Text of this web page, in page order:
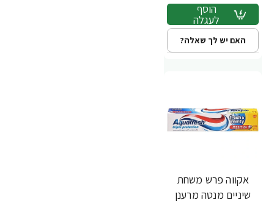
הוסף
לעגלה
האם יש לך שאלה?
אקווה פרש משחת
שיניים מנטה מרענן